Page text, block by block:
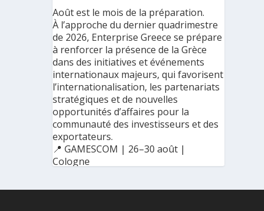
Août est le mois de la préparation.
À l’approche du dernier quadrimestre
de 2026, Enterprise Greece se prépare
à renforcer la présence de la Grèce
dans des initiatives et événements
internationaux majeurs, qui favorisent
l’internationalisation, les partenariats
stratégiques et de nouvelles
opportunités d’affaires pour la
communauté des investisseurs et des
exportateurs.
📍 GAMESCOM | 26–30 août |
Cologne